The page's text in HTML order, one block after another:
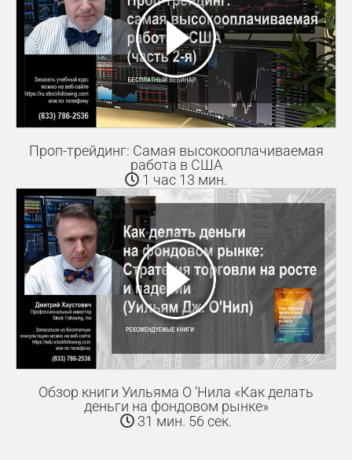
Проп-трейдинг: Самая высокооплачиваемая
работа в США
1 час 13 мин.
Обзор книги Уильяма О ‘Нила «Как делать
деньги на фондовом рынке»
31 мин. 56 сек.